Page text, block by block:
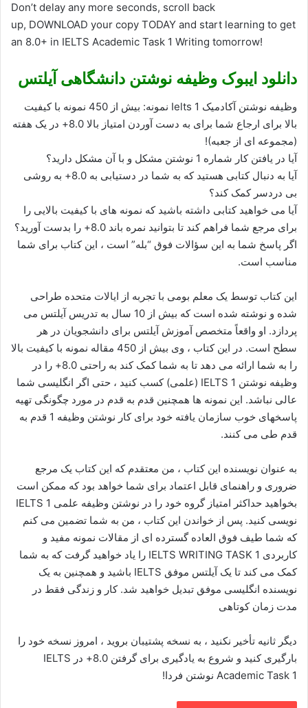
Don’t delay any more seconds, scroll back
up, DOWNLOAD your copy TODAY and start learning to get
an 8.0+ in IELTS Academic Task 1 Writing tomorrow!
دانلود ایبوک وظیفه نوشتن دانشگاهی آیلتس
وظیفه نوشتن آکادمیک Ielts 1 نمونه: بیش از 450 نمونه با کیفیت
بالا برای ارجاع شما برای به دست آوردن امتیاز بالا 8.0+ در یک هفته
(مجموعه ای از جعبه)!
آیا در یافتن کار شماره 1 نوشتن مشکل و با آن مشکل دارید؟
آیا به دنبال کتابی هستید که به شما در دستیابی به 8.0+ به روشی
بی دردسر کمک کند؟
آیا می خواهید کتابی داشته باشید که نمونه های با کیفیت بالایی را
برای مرجع شما فراهم کند تا بتوانید نمره باند 8.0+ را بدست آورید؟
اگر پاسخ شما به این سؤالات فوق “بله” است ، این کتاب برای شما
مناسب است.
این کتاب توسط یک معلم بومی با تجربه از ایالات متحده طراحی
شده و نوشته شده است که بیش از 10 سال به تدریس آیلتس می
پردازد. او واقعاً متخصص آموزش آیلتس برای دانشجویان در هر
سطح است. در این کتاب ، وی بیش از 450 مقاله نمونه با کیفیت بالا
را به شما ارائه می دهد تا به شما کمک کند به راحتی 8.0+ را در
وظیفه نوشتن IELTS 1 (علمی) کسب کنید ، حتی اگر انگلیسی شما
عالی نباشد. این نمونه ها همچنین قدم به قدم در مورد چگونگی تهیه
پاسخهای خوب سازمان یافته خود برای کار نوشتن وظیفه 1 قدم به
قدم طی می کنند.
به عنوان نویسنده این کتاب ، من معتقدم که این کتاب یک مرجع
ضروری و راهنمای قابل اعتماد برای شما خواهد بود که ممکن است
بخواهید حداکثر امتیاز گروه خود را در نوشتن وظیفه علمی IELTS 1
نویسی کنید. پس از خواندن این کتاب ، من به شما تضمین می کنم
که شما طیف فوق العاده گسترده ای از مقالات نمونه مفید و
کاربردی IELTS WRITING TASK 1 را یاد خواهید گرفت که به شما
کمک می کند تا یک آیلتس موفق IELTS باشید و همچنین به یک
نویسنده انگلیسی موفق تبدیل خواهید شد. کار و زندگی فقط در
مدت زمان کوتاهی
دیگر ثانیه تأخیر نکنید ، به نسخه پشتیبان بروید ، امروز نسخه خود را
بارگیری کنید و شروع به یادگیری برای گرفتن 8.0+ در IELTS
Academic Task 1 نوشتن فردا!